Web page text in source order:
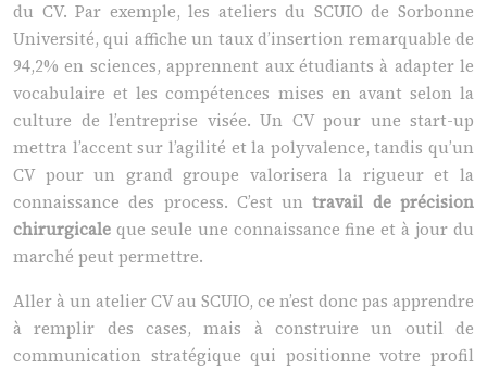
du CV. Par exemple, les ateliers du SCUIO de Sorbonne
Université, qui affiche un taux d’insertion remarquable de
94,2% en sciences, apprennent aux étudiants à adapter le
vocabulaire et les compétences mises en avant selon la
culture de l’entreprise visée. Un CV pour une start-up
mettra l’accent sur l’agilité et la polyvalence, tandis qu’un
CV pour un grand groupe valorisera la rigueur et la
connaissance des process. C’est untravail de précision
chirurgicale que seule une connaissance fine et à jour du
marché peut permettre.
Aller à un atelier CV au SCUIO, ce n’est donc pas apprendre
à remplir des cases, mais à construire un outil de
communication stratégique qui positionne votre profil